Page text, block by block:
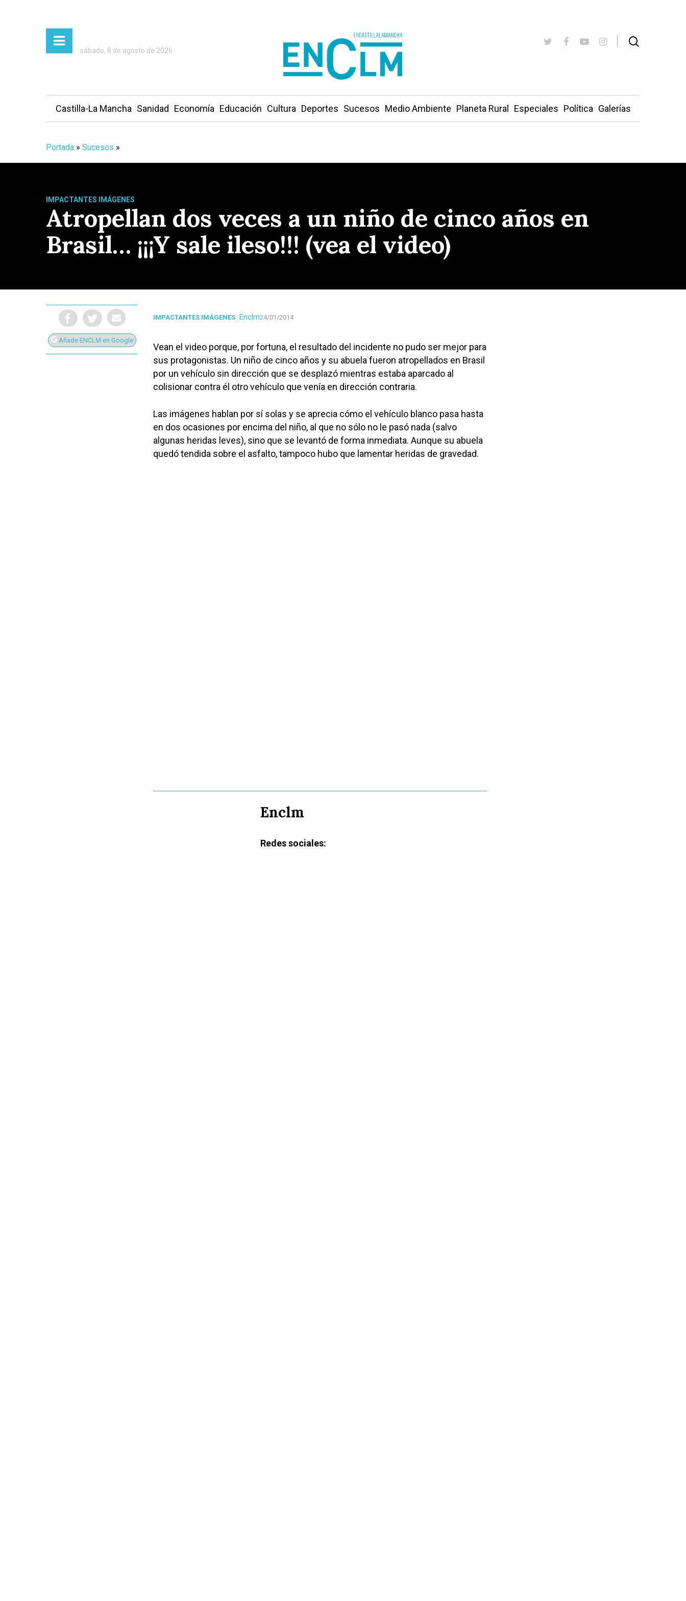
sábado, 8 de agosto de 2026
Castilla-La Mancha Sanidad Economía Educación Cultura Deportes Sucesos Medio Ambiente Planeta Rural Especiales Política Galerías
Portada » Sucesos »
IMPACTANTES IMÁGENES
Atropellan dos veces a un niño de cinco años en
Brasil… ¡¡¡Y sale ileso!!! (vea el video)
Añade ENCLM en Google
IMPACTANTES IMÁGENES Enclm24/01/2014
Vean el video porque, por fortuna, el resultado del incidente no pudo ser mejor para
sus protagonistas. Un niño de cinco años y su abuela fueron atropellados en Brasil
por un vehículo sin dirección que se desplazó mientras estaba aparcado al
colisionar contra él otro vehículo que venía en dirección contraria.
Las imágenes hablan por sí solas y se aprecia cómo el vehículo blanco pasa hasta
en dos ocasiones por encima del niño, al que no sólo no le pasó nada (salvo
algunas heridas leves), sino que se levantó de forma inmediata. Aunque su abuela
quedó tendida sobre el asfalto, tampoco hubo que lamentar heridas de gravedad.
Enclm
Redes sociales: